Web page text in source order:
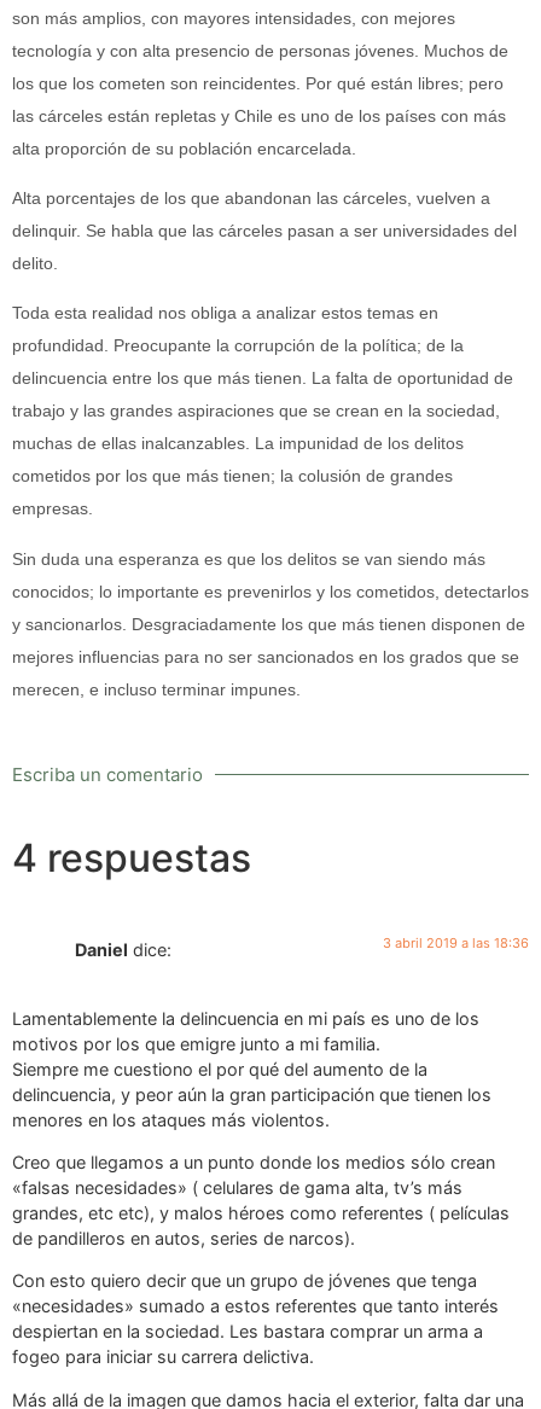
son más amplios, con mayores intensidades, con mejores
tecnología y con alta presencio de personas jóvenes. Muchos de
los que los cometen son reincidentes. Por qué están libres; pero
las cárceles están repletas y Chile es uno de los países con más
alta proporción de su población encarcelada.
Alta porcentajes de los que abandonan las cárceles, vuelven a
delinquir. Se habla que las cárceles pasan a ser universidades del
delito.
Toda esta realidad nos obliga a analizar estos temas en
profundidad. Preocupante la corrupción de la política; de la
delincuencia entre los que más tienen. La falta de oportunidad de
trabajo y las grandes aspiraciones que se crean en la sociedad,
muchas de ellas inalcanzables. La impunidad de los delitos
cometidos por los que más tienen; la colusión de grandes
empresas.
Sin duda una esperanza es que los delitos se van siendo más
conocidos; lo importante es prevenirlos y los cometidos, detectarlos
y sancionarlos. Desgraciadamente los que más tienen disponen de
mejores influencias para no ser sancionados en los grados que se
merecen, e incluso terminar impunes.
Escriba un comentario
4 respuestas
Daniel dice: 3 abril 2019 a las 18:36
Lamentablemente la delincuencia en mi país es uno de los
motivos por los que emigre junto a mi familia.
Siempre me cuestiono el por qué del aumento de la
delincuencia, y peor aún la gran participación que tienen los
menores en los ataques más violentos.
Creo que llegamos a un punto donde los medios sólo crean
«falsas necesidades» ( celulares de gama alta, tv’s más
grandes, etc etc), y malos héroes como referentes ( películas
de pandilleros en autos, series de narcos).
Con esto quiero decir que un grupo de jóvenes que tenga
«necesidades» sumado a estos referentes que tanto interés
despiertan en la sociedad. Les bastara comprar un arma a
fogeo para iniciar su carrera delictiva.
Más allá de la imagen que damos hacia el exterior, falta dar una